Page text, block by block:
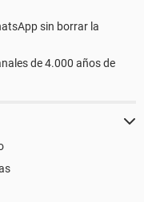
sin borrar la
de 4.000 años de